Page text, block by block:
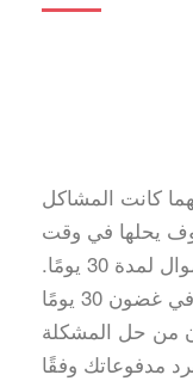
الدردشة الحية 24 * 7. مهما كانت المشاكل
يحلها في وقت
قصير. كما يقدم ضمانًا لاسترداد الأموال لمدة 30 يومًا.
إذا لم تتمكن من العمل على هاتفك في غضون 30 يومًا
من حل المشكلة
مدفوعاتك وفقًا